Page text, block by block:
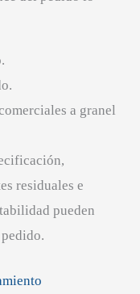
a granel
residuales e
pueden